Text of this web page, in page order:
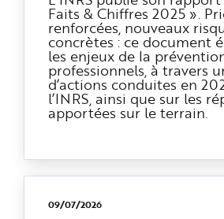
Faits & Chiffres 2025 ».
renforcées, nouveaux
concrètes : ce document
les enjeux de la
professionnels, à travers
d’actions conduites en
l’INRS, ainsi que sur les
apportées sur le terrain.
09/07/2026